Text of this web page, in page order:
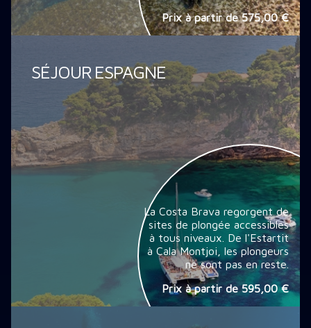
Prix à partir de575,00 €
SÉJOUR ESPAGNE
La Costa Brava regorgent de
sites de plongée accessibles
à tous niveaux. De l'Estartit
à Cala Montjoi, les plongeurs
ne sont pas en reste.
Prix à partir de595,00 €